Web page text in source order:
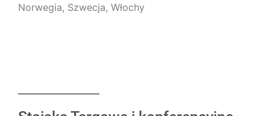
Norwegia, Szwecja, Włochy